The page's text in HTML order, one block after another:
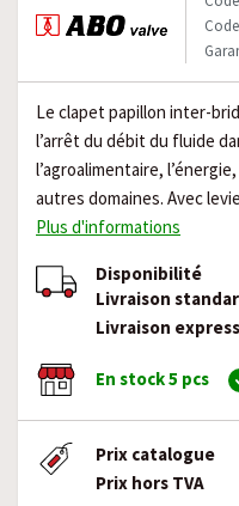
Le clapet papillon inter-
l’arrêt du débit du fluide
l’agroalimentaire,
autres domaines. Avec
Plus d'informations
Disponibilité
Livraison
Livraison
En stock 5 pcs
Prix catalogue
Prix hors TVA